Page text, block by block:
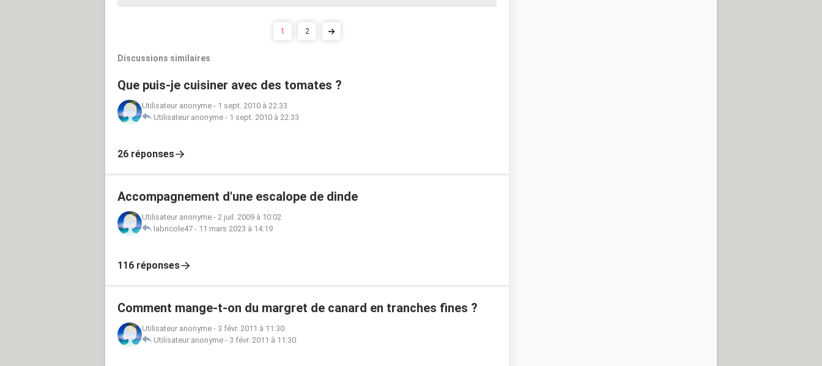
1 2
Discussions similaires
Que puis-je cuisiner avec des tomates ?
Utilisateur anonyme - 1 sept. 2010 à 22:33
Utilisateur anonyme - 1 sept. 2010 à 22:33
26 réponses
Accompagnement d'une escalope de dinde
Utilisateur anonyme - 2 juil. 2009 à 10:02
labricole47 - 11 mars 2023 à 14:19
116 réponses
Comment mange-t-on du margret de canard en tranches fines ?
Utilisateur anonyme - 3 févr. 2011 à 11:30
Utilisateur anonyme - 3 févr. 2011 à 11:30